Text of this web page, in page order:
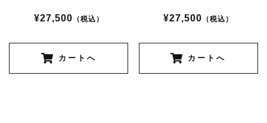
¥27,500 （税込）
カートへ
¥27,500 （税込）
カートへ